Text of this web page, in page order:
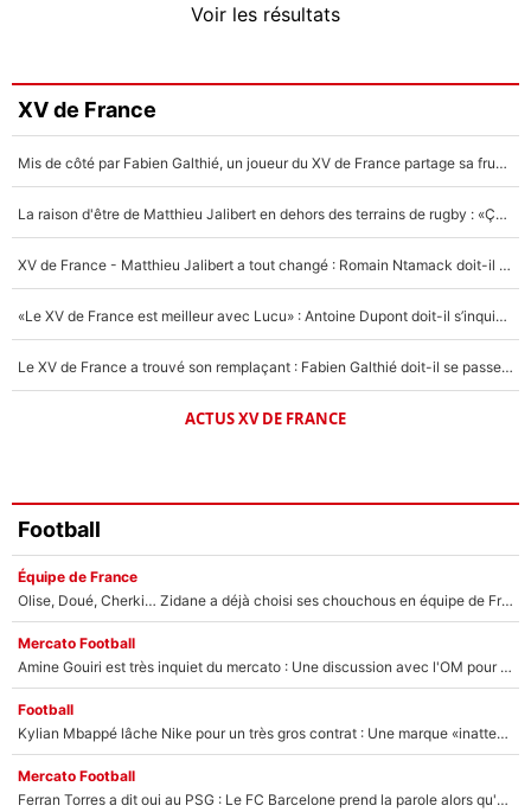
Faris Moumbagna
4%
Un autre joueur
5%
Voir les résultats
XV de France
Mis de côté par Fabien Galthié, un joueur du XV de France partage sa frustration : «ils ne me l’ont pas dit tout de suite»
La raison d'être de Matthieu Jalibert en dehors des terrains de rugby : «Ça m'atteint autant que si tu touches à un membre de ma famille»
XV de France - Matthieu Jalibert a tout changé : Romain Ntamack doit-il s’inquiéter pour sa place à un an de la Coupe du monde ?
«Le XV de France est meilleur avec Lucu» : Antoine Dupont doit-il s’inquiéter pour sa place ?
Le XV de France a trouvé son remplaçant : Fabien Galthié doit-il se passer d'Antoine Dupont ?
ACTUS XV DE FRANCE
Football
Équipe de France
Olise, Doué, Cherki… Zidane a déjà choisi ses chouchous en équipe de France ? L’IA annonce des surprises sans Kylian Mbappé !
Mercato Football
Amine Gouiri est très inquiet du mercato : Une discussion avec l'OM pour acter son transfert !
Football
Kylian Mbappé lâche Nike pour un très gros contrat : Une marque «inattendue» va frapper très fort
Mercato Football
Ferran Torres a dit oui au PSG : Le FC Barcelone prend la parole alors qu'un transfert de l'attaquant espagnol prend forme